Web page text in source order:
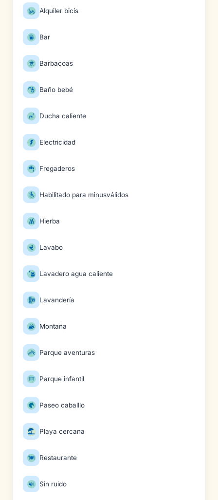
Alquiler bicis
Bar
Barbacoas
Baño bebé
Ducha caliente
Electricidad
Fregaderos
Habilitado para minusválidos
Hierba
Lavabo
Lavadero agua caliente
Lavandería
Montaña
Parque aventuras
Parque infantil
Paseo caballlo
Playa cercana
Restaurante
Sin ruido